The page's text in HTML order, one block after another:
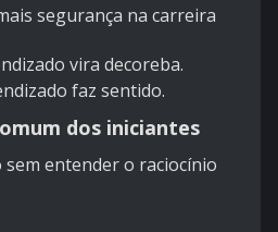
segurança na carreira
vira decoreba.
faz sentido.
dos iniciantes
entender o raciocínio